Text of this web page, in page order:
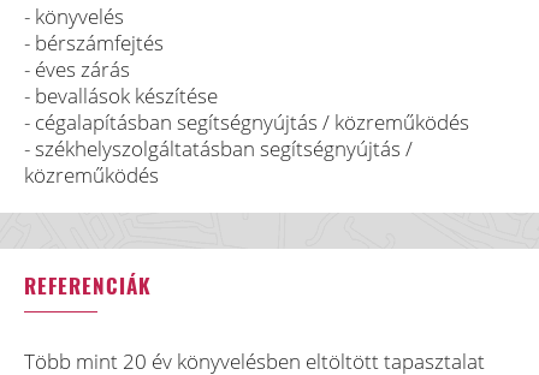
- könyvelés
- bérszámfejtés
- éves zárás
- bevallások készítése
- cégalapításban segítségnyújtás / közreműködés
- székhelyszolgáltatásban segítségnyújtás /
közreműködés
REFERENCIÁK
Több mint 20 év könyvelésben eltöltött tapasztalat